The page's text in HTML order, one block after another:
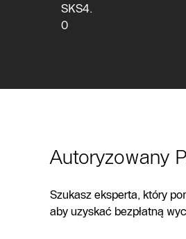
SKS4.
0
Autoryzowany
Szukasz eksperta, który
aby uzyskać bezpłatną